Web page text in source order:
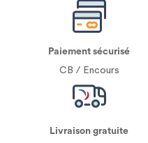
Paiement sécurisé
CB / Encours
Livraison gratuite